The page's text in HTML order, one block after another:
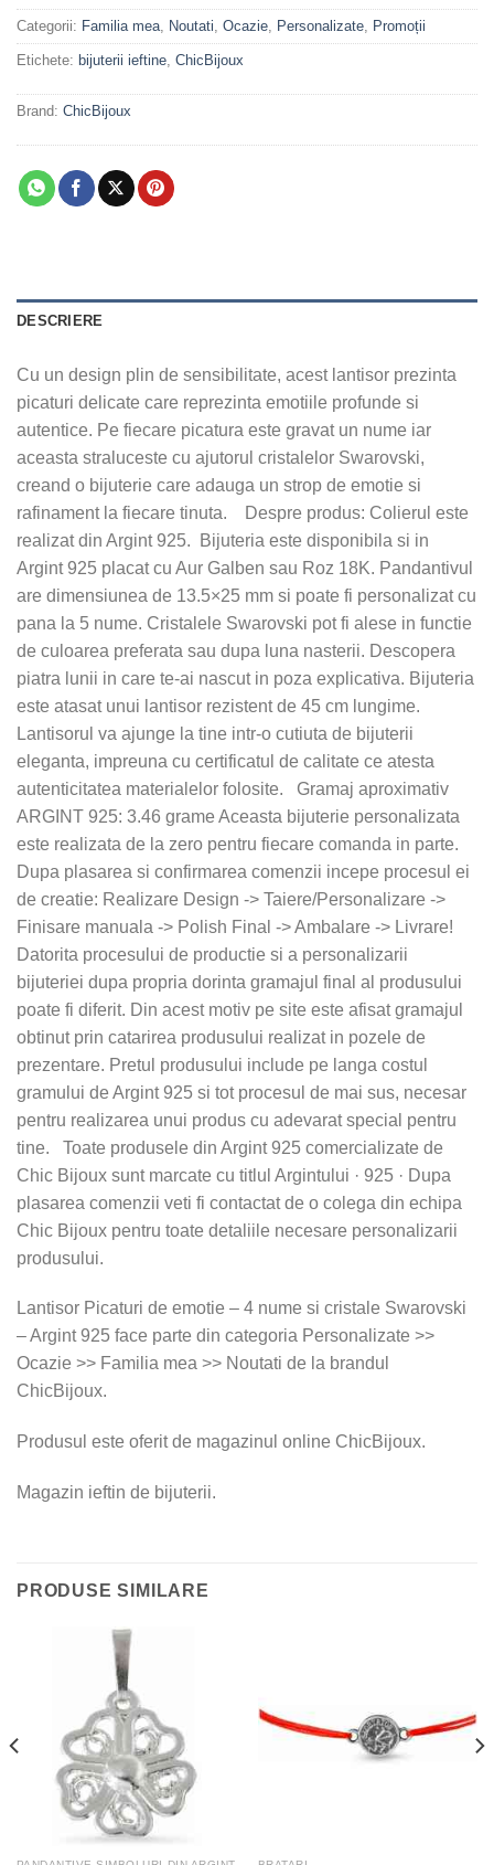
Categorii: Familia mea Noutati Ocazie Personalizate Promoții
Etichete: bijuterii ieftine ChicBijoux
Brand: ChicBijoux
DESCRIERE
Cu un design plin de sensibilitate, acest lantisor prezinta
picaturi delicate care reprezinta emotiile profunde si
autentice. Pe fiecare picatura este gravat un nume iar
aceasta straluceste cu ajutorul cristalelor Swarovski,
creand o bijuterie care adauga un strop de emotie si
rafinament la fiecare tinuta. Despre produs: Colierul este
realizat din Argint 925. Bijuteria este disponibila si in
Argint 925 placat cu Aur Galben sau Roz 18K. Pandantivul
are dimensiunea de 13.5×25 mm si poate fi personalizat cu
pana la 5 nume. Cristalele Swarovski pot fi alese in functie
de culoarea preferata sau dupa luna nasterii. Descopera
piatra lunii in care te-ai nascut in poza explicativa. Bijuteria
este atasat unui lantisor rezistent de 45 cm lungime.
Lantisorul va ajunge la tine intr-o cutiuta de bijuterii
eleganta, impreuna cu certificatul de calitate ce atesta
autenticitatea materialelor folosite. Gramaj aproximativ
ARGINT 925: 3.46 grame Aceasta bijuterie personalizata
este realizata de la zero pentru fiecare comanda in parte.
Dupa plasarea si confirmarea comenzii incepe procesul ei
de creatie: Realizare Design -> Taiere/Personalizare ->
Finisare manuala -> Polish Final -> Ambalare -> Livrare!
Datorita procesului de productie si a personalizarii
bijuteriei dupa propria dorinta gramajul final al produsului
poate fi diferit. Din acest motiv pe site este afisat gramajul
obtinut prin catarirea produsului realizat in pozele de
prezentare. Pretul produsului include pe langa costul
gramului de Argint 925 si tot procesul de mai sus, necesar
pentru realizarea unui produs cu adevarat special pentru
tine. Toate produsele din Argint 925 comercializate de
Chic Bijoux sunt marcate cu titlul Argintului · 925 · Dupa
plasarea comenzii veti fi contactat de o colega din echipa
Chic Bijoux pentru toate detaliile necesare personalizarii
produsului.
Lantisor Picaturi de emotie – 4 nume si cristale Swarovski
– Argint 925 face parte din categoria Personalizate >>
Ocazie >> Familia mea >> Noutati de la brandul
ChicBijoux.
Produsul este oferit de magazinul online ChicBijoux.
Magazin ieftin de bijuterii.
PRODUSE SIMILARE